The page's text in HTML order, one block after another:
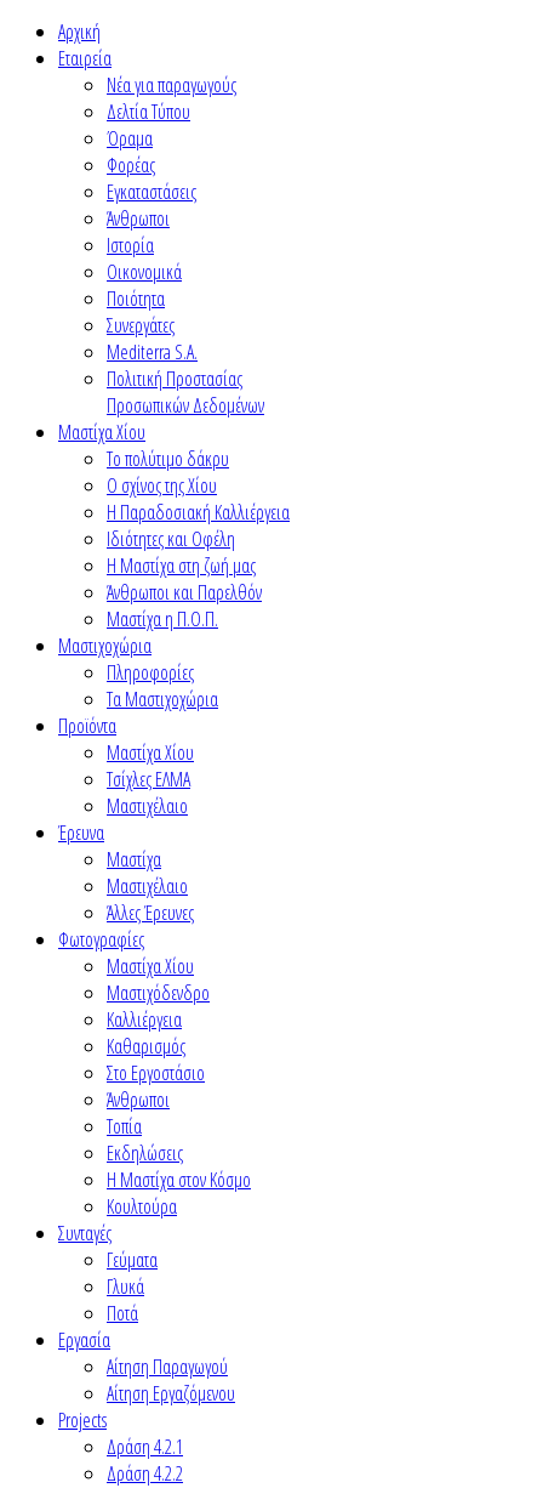
Αρχική
Εταιρεία
Νέα για παραγωγούς
Δελτία Τύπου
Όραμα
Φορέας
Εγκαταστάσεις
Άνθρωποι
Ιστορία
Οικονομικά
Ποιότητα
Συνεργάτες
Mediterra S.A.
Πολιτική Προστασίας
Προσωπικών Δεδομένων
Μαστίχα Χίου
Το πολύτιμο δάκρυ
Ο σχίνος της Χίου
Η Παραδοσιακή Καλλιέργεια
Ιδιότητες και Οφέλη
Η Μαστίχα στη ζωή μας
Άνθρωποι και Παρελθόν
Μαστίχα η Π.Ο.Π.
Μαστιχοχώρια
Πληροφορίες
Τα Μαστιχοχώρια
Προϊόντα
Μαστίχα Χίου
Τσίχλες ΕΛΜΑ
Μαστιχέλαιο
Έρευνα
Μαστίχα
Μαστιχέλαιο
Άλλες Έρευνες
Φωτογραφίες
Μαστίχα Χίου
Μαστιχόδενδρο
Καλλιέργεια
Καθαρισμός
Στο Εργοστάσιο
Άνθρωποι
Τοπία
Εκδηλώσεις
Η Μαστίχα στον Κόσμο
Κουλτούρα
Συνταγές
Γεύματα
Γλυκά
Ποτά
Εργασία
Αίτηση Παραγωγού
Αίτηση Εργαζόμενου
Projects
Δράση 4.2.1
Δράση 4.2.2